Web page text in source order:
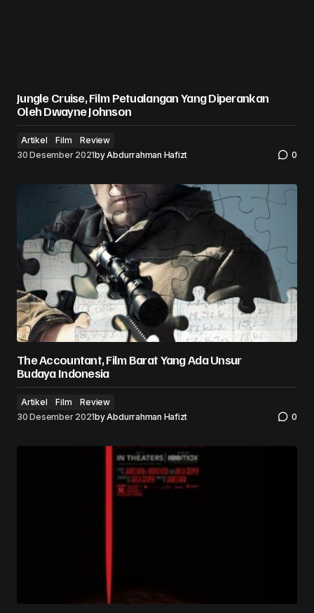
Jungle Cruise, Film Petualangan Yang Diperankan
Oleh Dwayne Johnson
Artikel Film
Review
30 Desember 2021byAbdurrahman Hafizt 0
The Accountant, Film Barat Yang Ada Unsur
Budaya Indonesia
Artikel Film
Review
30 Desember 2021byAbdurrahman Hafizt 0